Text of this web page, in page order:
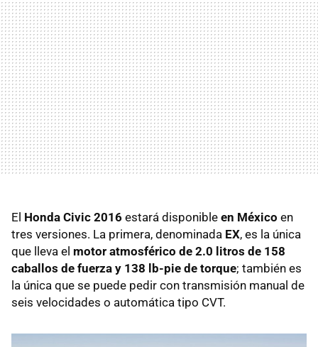
El Honda Civic 2016 estará disponible en México en
tres versiones. La primera, denominada EX, es la única
que lleva el motor atmosférico de 2.0 litros de 158
caballos de fuerza y 138 lb-pie de torque; también es
la única que se puede pedir con transmisión manual de
seis velocidades o automática tipo CVT.